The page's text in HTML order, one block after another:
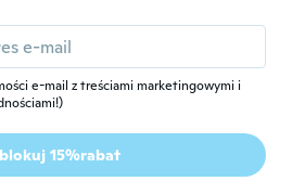
2017 · 300
2014 · 6 opinie
e-mail z treściami marketingowymi i
15%rabat